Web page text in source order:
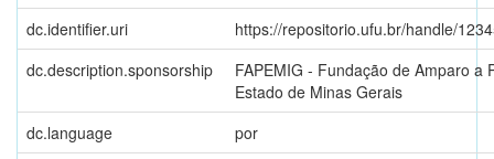
dc.identifier.uri
https://repositorio.ufu.br/handle/
dc.description.sponsorship
FAPEMIG - Fundação de Amparo a
Estado de Minas Gerais
dc.language
por